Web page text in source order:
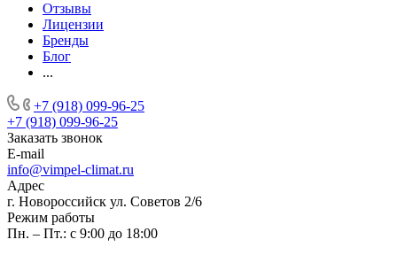
Отзывы
Лицензии
Бренды
Блог
...
+7 (918) 099-96-25
+7 (918) 099-96-25
Заказать звонок
E-mail
info@vimpel-climat.ru
Адрес
г. Новороссийск ул. Советов 2/6
Режим работы
Пн. – Пт.: с 9:00 до 18:00